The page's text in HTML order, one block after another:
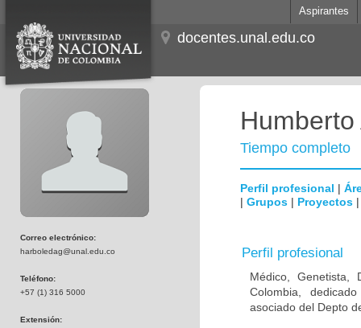
Aspirantes
docentes.unal.edu.co
Correo electrónico:
harboledag@unal.edu.co
Teléfono:
+57 (1) 316 5000
Extensión:
Tiempo completo
Perfil profesional |
| Grupos | Proyectos
Perfil profesional
Médico, Genetista,
Colombia,
asociado del Depto